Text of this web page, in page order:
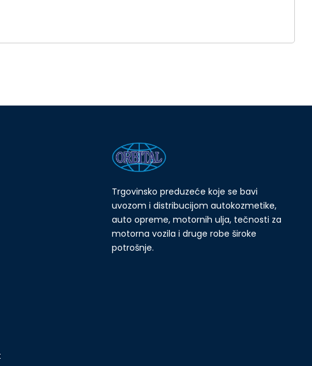
Trgovinsko preduzeće koje se bavi
uvozom i distribucijom autokozmetike,
auto opreme, motornih ulja, tečnosti za
motorna vozila i druge robe široke
potrošnje.